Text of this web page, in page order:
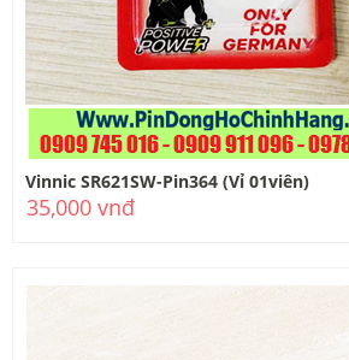
Vinnic SR621SW-Pin364 (Vỉ 01viên)
35,000 vnđ